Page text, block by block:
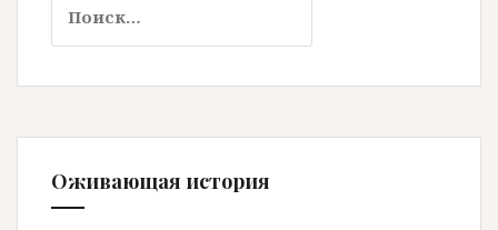
й
т
:
Оживающая история